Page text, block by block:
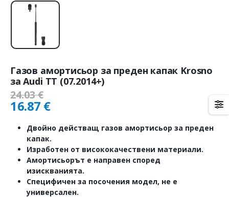
Газов амортисьор за преден капак Krosno
за Audi TT (07.2014+)
24.03€
16.87 €
Двойно действащ газов амортисьор за преден
капак.
Изработен от висококачествени материали.
Амортисьорът е направен според
изискванията.
Специфичен за посочения модел, не е
универсален.